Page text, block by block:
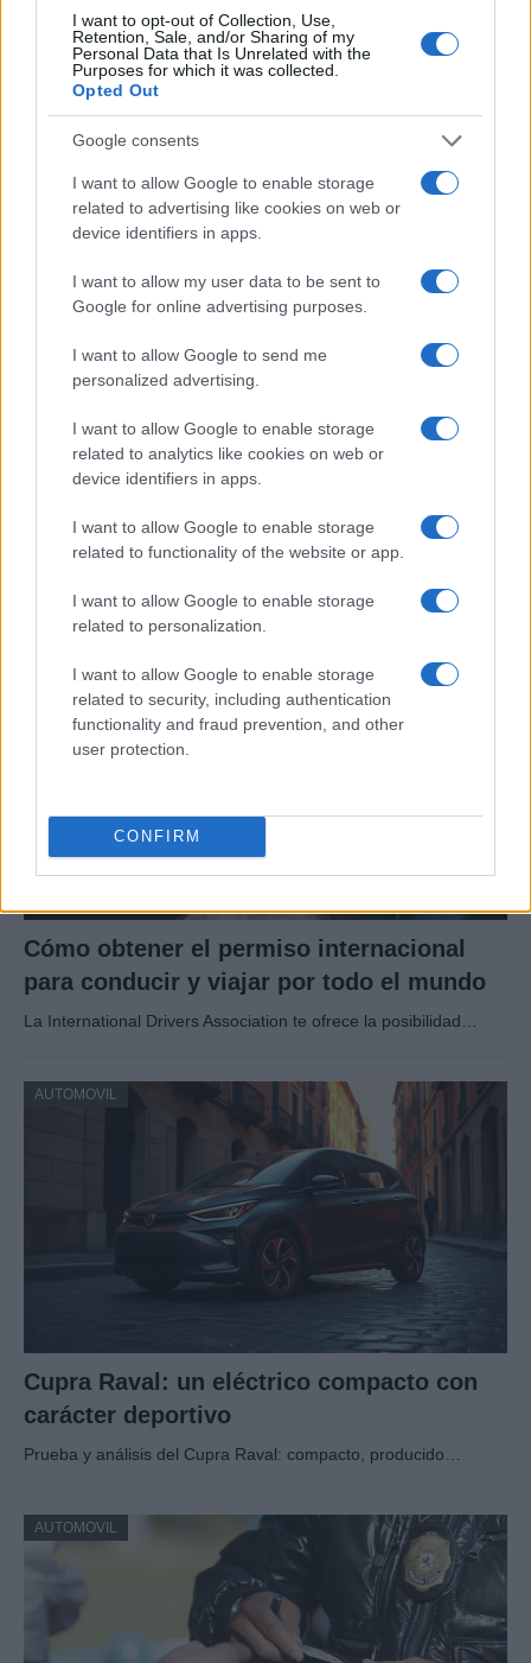
I want to opt-out of Collection, Use,
Retention, Sale, and/or Sharing of my
Personal Data that Is Unrelated with the
Purposes for which it was collected.
Opted Out
Google consents
I want to allow Google to enable storage
related to advertising like cookies on web or
device identifiers in apps.
I want to allow my user data to be sent to
Google for online advertising purposes.
I want to allow Google to send me
personalized advertising.
I want to allow Google to enable storage
related to analytics like cookies on web or
device identifiers in apps.
I want to allow Google to enable storage
related to functionality of the website or app.
I want to allow Google to enable storage
related to personalization.
I want to allow Google to enable storage
related to security, including authentication
functionality and fraud prevention, and other
user protection.
CONFIRM
Los coches más buscados
Con el objetivo de determinar cuáles son…
AUTOMOVIL
Las 100 mujeres que están transformando
la industria automotriz en 2025
Cómo obtener el permiso internacional
para conducir y viajar por todo el mundo
La International Drivers Association te ofrece la posibilidad…
AUTOMOVIL
Cupra Raval: un eléctrico compacto con
carácter deportivo
Prueba y análisis del Cupra Raval: compacto, producido…
AUTOMOVIL